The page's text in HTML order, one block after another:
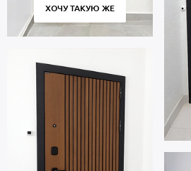
ХОЧУ ТАКУЮ ЖЕ